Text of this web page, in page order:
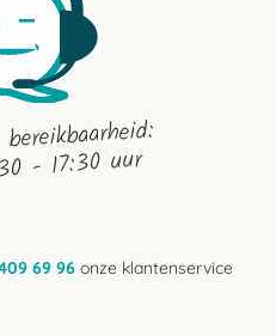
- 17:30 uur
69 96 onze klantenservice